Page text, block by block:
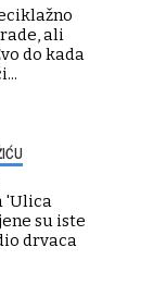
ali
do kada
'Ulica
su iste
drvaca